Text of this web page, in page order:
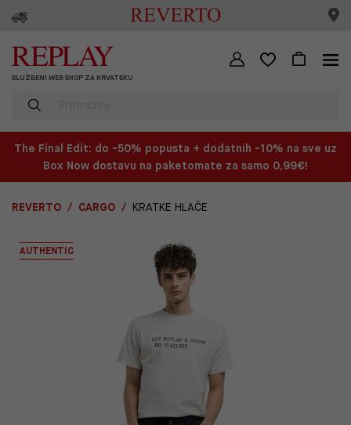
SLUŽBENI WEB SHOP ZA HRVATSKU
The Final Edit: do -50% popusta + dodatnih -10% na sve uz
Box Now dostavu na paketomate za samo 0,99€!
REVERTO CARGO KRATKE HLAČE
AUTHENTIC